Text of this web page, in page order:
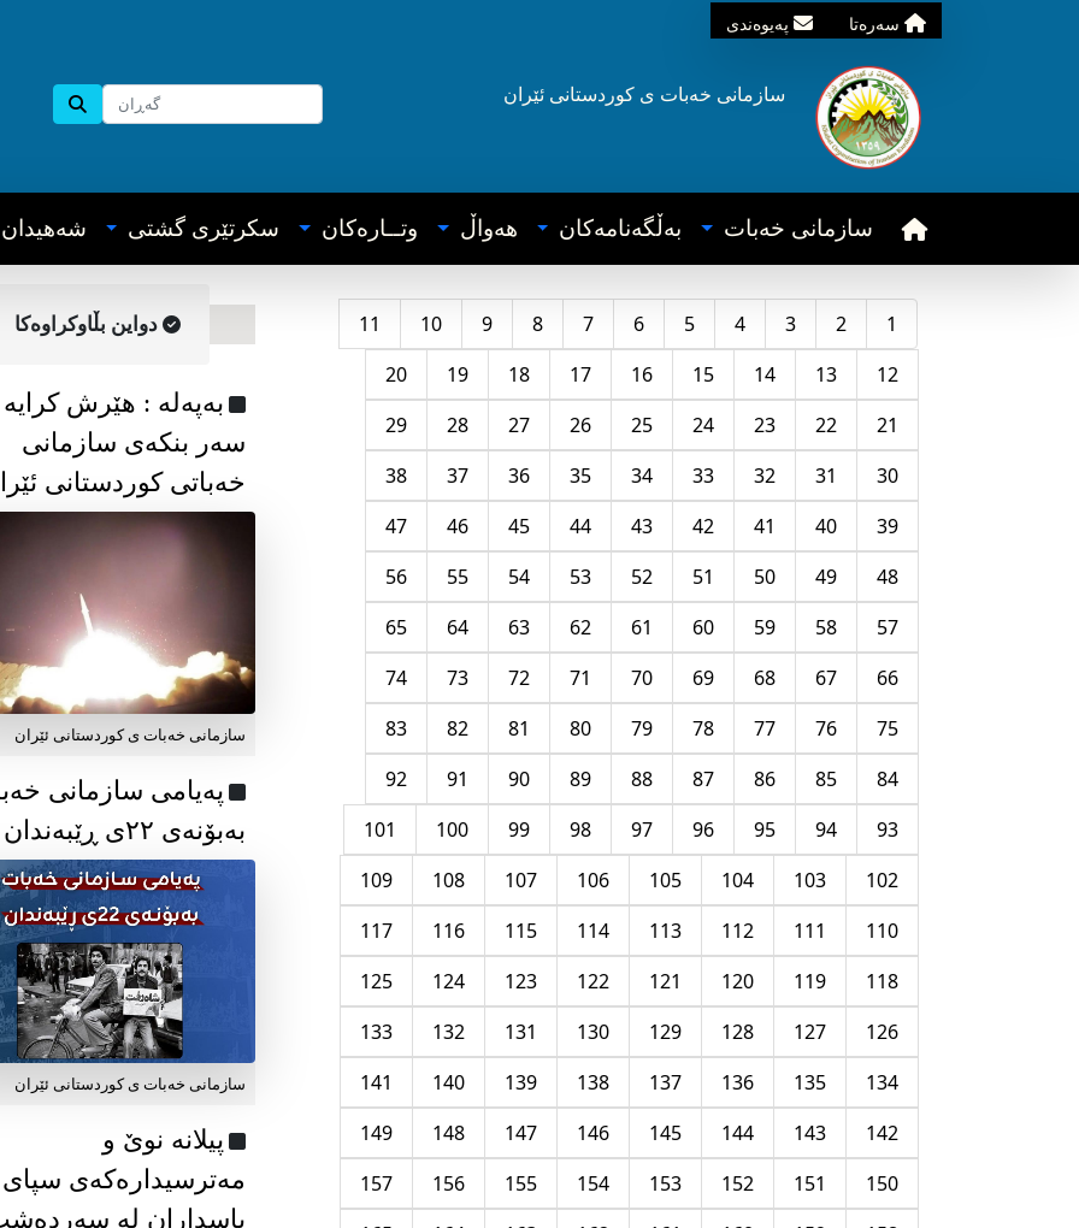
سه‌ره‌تا په‌یوه‌ندی
سازمانی خه‌بات ی کوردستانی ئێران
سازمانی خه‌بات به‌ڵگه‌نامه‌کان هه‌واڵ وتــاره‌کان سکرتێری گشتی شه‌هیدان
1
2
3
4
5
6
7
8
9
10
11
12
13
14
15
16
17
18
19
20
21
22
23
24
25
26
27
28
29
30
31
32
33
34
35
36
37
38
39
40
41
42
43
44
45
46
47
48
49
50
51
52
53
54
55
56
57
58
59
60
61
62
63
64
65
66
67
68
69
70
71
72
73
74
75
76
77
78
79
80
81
82
83
84
85
86
87
88
89
90
91
92
93
94
95
96
97
98
99
100
101
102
103
104
105
106
107
108
109
110
111
112
113
114
115
116
117
118
119
120
121
122
123
124
125
126
127
128
129
130
131
132
133
134
135
136
137
138
139
140
141
142
143
144
145
146
147
148
149
150
151
152
153
154
155
156
157
دواین بڵاوکراوه‌کا
به‌په‌له‌ : هێرش کرایە
سەر بنکەی سازمانی
خەباتی کوردستانی
سازمانی خەبات ی کوردستانی ئێران
پەیامی سازمانی
بەبۆنەی ۲۲ی ڕێبەندان
سازمانی خەبات ی كوردستانی ئێران
پیلانە نوێ و
مەترسیدارەکەی سپای
پاسداران لە